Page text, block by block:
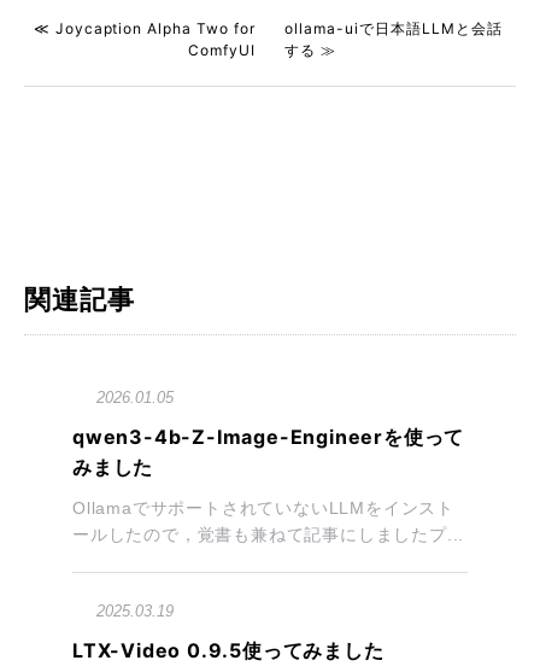
≪ Joycaption Alpha Two for
ComfyUI
ollama-uiで日本語LLMと会話
する ≫
関連記事
2026.01.05
qwen3-4b-Z-Image-Engineerを使って
みました
OllamaでサポートされていないLLMをインスト
ールしたので，覚書も兼ねて記事にしましたプ...
2025.03.19
LTX-Video 0.9.5使ってみました